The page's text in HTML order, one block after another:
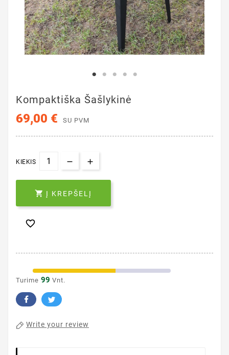
Kompaktiška Šašlykinė
69,00 € SU PVM
KIEKIS
 Į KREPŠELĮ

Turime 99 Vnt.
Write your review